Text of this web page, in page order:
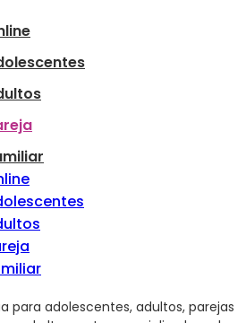
para adolescentes, adultos, parejas